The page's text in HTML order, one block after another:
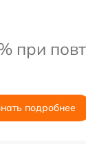
при
подробнее